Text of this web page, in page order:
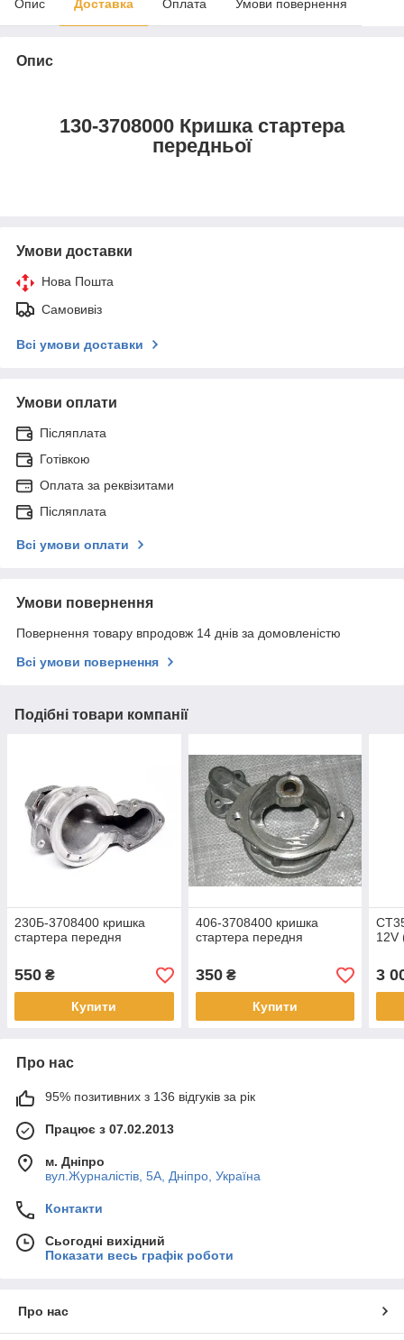
Опис Доставка Оплата Умови повернення
Опис
130-3708000 Кришка стартера
передньої
Умови доставки
Нова Пошта
Самовивіз
Всі умови доставки
Умови оплати
Післяплата
Готівкою
Оплата за реквізитами
Післяплата
Всі умови оплати
Умови повернення
Повернення товару впродовж 14 днів за домовленістю
Всі умови повернення
Подібні товари компанії
230Б-3708400 кришка
стартера передня
550 ₴
Купити
406-3708400 кришка
стартера передня
350₴
Купити
12V
3
Про нас
95% позитивних з 136 відгуків за рік
Працює з 07.02.2013
м. Дніпро
вул.Журналістів, 5А, Дніпро, Україна
Контакти
Сьогодні вихідний
Показати весь графік роботи
Про нас